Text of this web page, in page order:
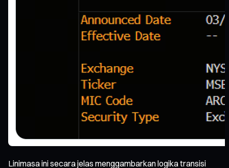
Linimasa ini secara jelas menggambarkan logika transisi